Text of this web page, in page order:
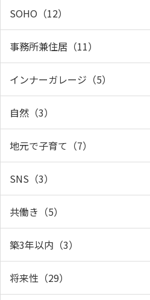
SOHO（12）
事務所兼住居（11）
インナーガレージ（5）
自然（3）
地元で子育て（7）
SNS（3）
共働き（5）
築3年以内（3）
将来性（29）